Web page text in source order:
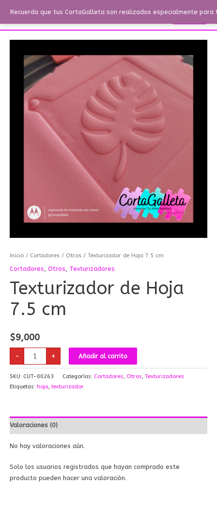
Recuerda que tus CortaGalleta son realizados especialmente
Menú
Menú
Buscar
Inicio / Cortadores / Otros / Texturizador de Hoja 7.5 cm
Cortadores, Otros, Texturizadores
Texturizador de Hoja
7.5 cm
$9,000
-
Texturizador
Hoja
7.5
cm
cantidad
+ Añadir al carrito
SKU: CUT-00263 Categorías: Cortadores, Otros, Texturizadores
Etiquetas: hoja,texturizador
Valoraciones (0)
No hay valoraciones aún.
Solo los usuarios registrados que hayan comprado este
producto pueden hacer una valoración.